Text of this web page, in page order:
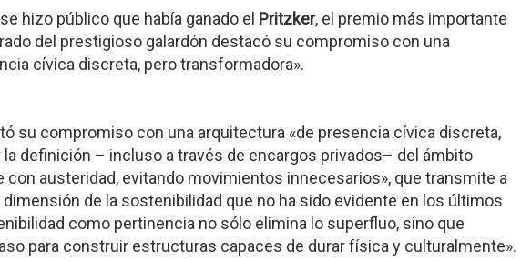
hizo público que había ganado el Pritzker, el premio más importante
del prestigioso galardón destacó su compromiso con una
cívica discreta, pero transformadora».
su compromiso con una arquitectura «de presencia cívica discreta,
definición – incluso a través de encargos privados– del ámbito
con austeridad, evitando movimientos innecesarios», que transmite a
de la sostenibilidad que no ha sido evidente en los últimos
como pertinencia no sólo elimina lo superfluo, sino que
para construir estructuras capaces de durar física y culturalmente».